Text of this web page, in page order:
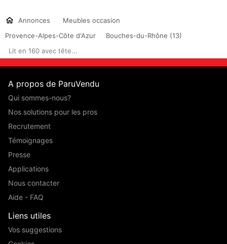
Annonces
Meubles occasion
Provence-Alpes-Côte d'Azur
Bouches-du-Rhône (13)
Lit en 160 avec tête...
A propos de ParuVendu
Qui sommes-nous?
Nos solutions pour les pros
Recrutement
Témoignages
Presse
Applications
Nous contacter
Aide - FAQ
Liens utiles
Vos suggestions